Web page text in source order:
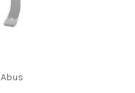
Abus